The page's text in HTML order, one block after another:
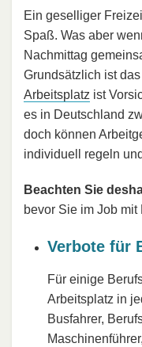
Ein geselliger
Spaß. Was aber
Nachmittag
Grundsätzlich ist
Arbeitsplatz ist
es in Deutschland
doch können
individuell regeln
Beachten Sie
bevor Sie im Job
Verbote für
Für einige
Arbeitsplatz in
Busfahrer,